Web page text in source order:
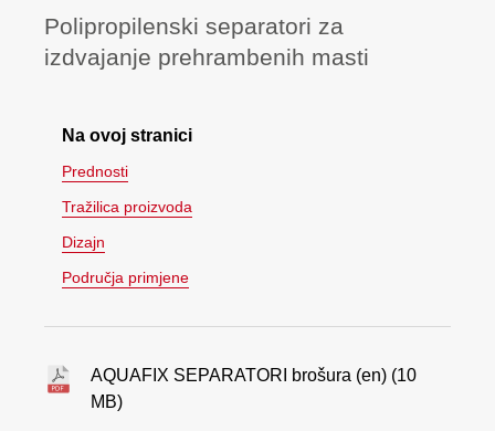
Polipropilenski separatori za
izdvajanje prehrambenih masti
Na ovoj stranici
Prednosti
Tražilica proizvoda
Dizajn
Područja primjene
AQUAFIX SEPARATORI brošura (en) (10
MB)